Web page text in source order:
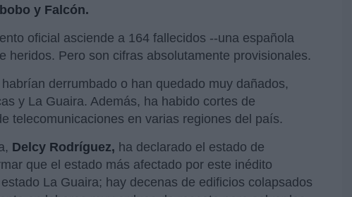
y Falcón.
oficial asciende a 164 fallecidos --una española
heridos. Pero son cifras absolutamente provisionales.
derrumbado o han quedado muy dañados,
y La Guaira. Además, ha habido cortes de
telecomunicaciones en varias regiones del país.
Delcy Rodríguez, ha declarado el estado de
que el estado más afectado por este inédito
La Guaira; hay decenas de edificios colapsados